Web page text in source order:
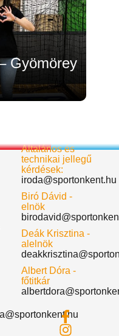
Gyömörey
Általános és
technikai jellegű
kérdések:
iroda@sportonkent.hu
Biró Dávid -
elnök
Deák Krisztina -
alelnök
Albert Dóra -
főtitkár